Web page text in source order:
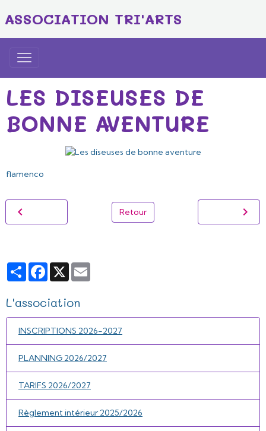
ASSOCIATION TRI'ARTS
LES DISEUSES DE
BONNE AVENTURE
flamenco
Retour
PartagerFacebook
X
L'association
INSCRIPTIONS 2026-2027
PLANNING 2026/2027
TARIFS 2026/2027
Règlement intérieur 2025/2026